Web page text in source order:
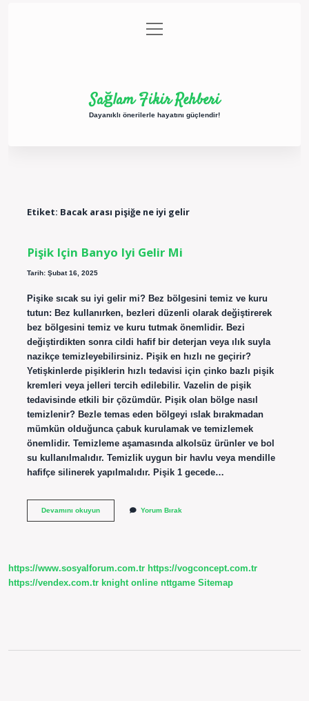
Gizlilik Politikası
menüyü
aç
Sağlam Fikir Rehberi
Dayanıklı önerilerle hayatını güçlendir!
Etiket: Bacak arası pişiğe ne iyi gelir
Pişik Için Banyo Iyi Gelir Mi
Tarih: Şubat 16, 2025
Pişike sıcak su iyi gelir mi? Bez bölgesini temiz ve kuru
tutun: Bez kullanırken, bezleri düzenli olarak değiştirerek
bez bölgesini temiz ve kuru tutmak önemlidir. Bezi
değiştirdikten sonra cildi hafif bir deterjan veya ılık suyla
nazikçe temizleyebilirsiniz. Pişik en hızlı ne geçirir?
Yetişkinlerde pişiklerin hızlı tedavisi için çinko bazlı pişik
kremleri veya jelleri tercih edilebilir. Vazelin de pişik
tedavisinde etkili bir çözümdür. Pişik olan bölge nasıl
temizlenir? Bezle temas eden bölgeyi ıslak bırakmadan
mümkün olduğunca çabuk kurulamak ve temizlemek
önemlidir. Temizleme aşamasında alkolsüz ürünler ve bol
su kullanılmalıdır. Temizlik uygun bir havlu veya mendille
hafifçe silinerek yapılmalıdır. Pişik 1 gecede…
Devamını okuyunPişik
Yorum Bırak
https://www.sosyalforum.com.tr https://vogconcept.com.tr
https://vendex.com.tr knight online nttgame Sitemap